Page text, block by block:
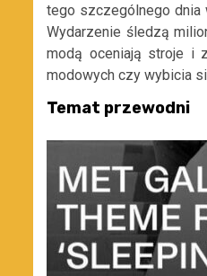
tego szczególnego dnia
Wydarzenie śledzą
modą oceniają stroje i
modowych czy wybicia
Temat przewodni